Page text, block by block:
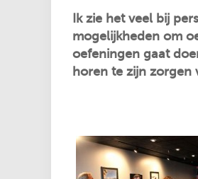
Ik zie het veel bij
mogelijkheden om
oefeningen gaat
horen te zijn zorgen